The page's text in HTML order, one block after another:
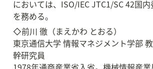
においては、ISO/IEC JTC1/SC 42国
を務める。
◇前川 徹（まえかわ とおる）
東京通信大学 情報マネジメント学部
幹研究員